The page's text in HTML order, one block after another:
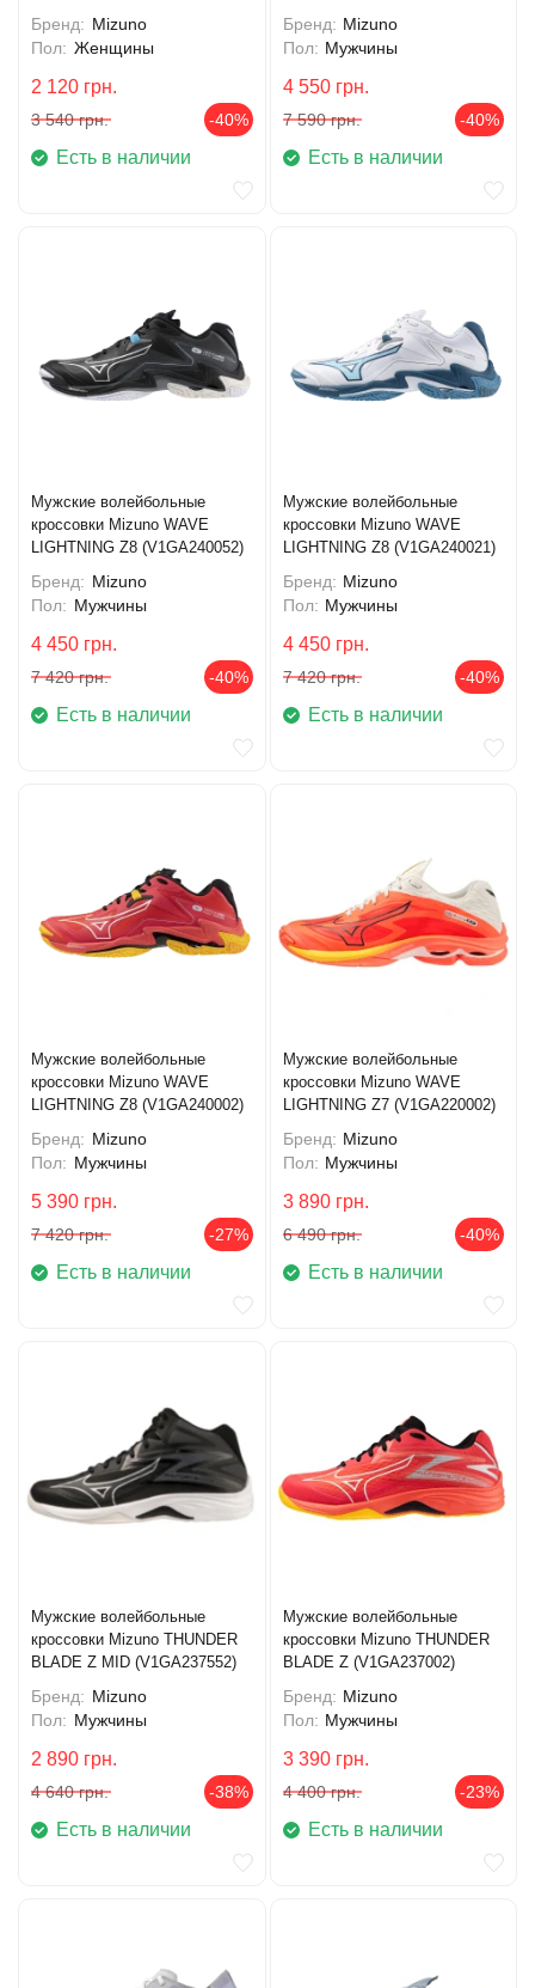
Бренд: Mizuno
Пол: Женщины
2 120 грн.
3 540 грн. -40%
Есть в наличии
Бренд: Mizuno
Пол: Мужчины
4 550 грн.
7 590 грн. -40%
Есть в наличии
Мужские волейбольные
кроссовки Mizuno WAVE
LIGHTNING Z8 (V1GA240052)
Бренд: Mizuno
Пол: Мужчины
4 450 грн.
7 420 грн. -40%
Есть в наличии
Мужские волейбольные
кроссовки Mizuno WAVE
LIGHTNING Z8 (V1GA240021)
Бренд: Mizuno
Пол: Мужчины
4 450 грн.
7 420 грн. -40%
Есть в наличии
Мужские волейбольные
кроссовки Mizuno WAVE
LIGHTNING Z8 (V1GA240002)
Бренд: Mizuno
Пол: Мужчины
5 390 грн.
7 420 грн. -27%
Есть в наличии
Мужские волейбольные
кроссовки Mizuno WAVE
LIGHTNING Z7 (V1GA220002)
Бренд: Mizuno
Пол: Мужчины
3 890 грн.
6 490 грн. -40%
Есть в наличии
Мужские волейбольные
кроссовки Mizuno THUNDER
BLADE Z MID (V1GA237552)
Бренд: Mizuno
Пол: Мужчины
2 890 грн.
4 640 грн. -38%
Есть в наличии
Мужские волейбольные
кроссовки Mizuno THUNDER
BLADE Z (V1GA237002)
Бренд: Mizuno
Пол: Мужчины
3 390 грн.
4 400 грн. -23%
Есть в наличии